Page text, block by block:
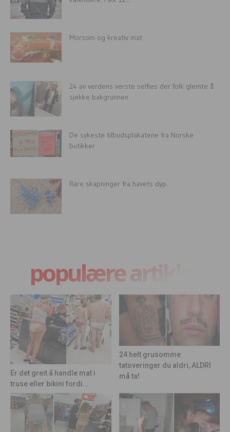
Morsom og kreativ mat
24 av verdens verste selfies der folk glemte å
sjekke bakgrunnen
De sykeste tilbudsplakatene fra Norske
butikker
Rare skapninger fra havets dyp.
populære artikler
Er det greit å handle mat i
truse eller bikini fordi...
24 helt grusomme
tatoveringer du aldri, ALDRI
må ta!